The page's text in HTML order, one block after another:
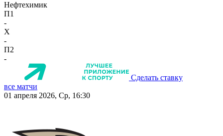
Нефтехимик
П1
-
X
-
П2
-
Сделать ставку
все матчи
01 апреля 2026, Ср, 16:30